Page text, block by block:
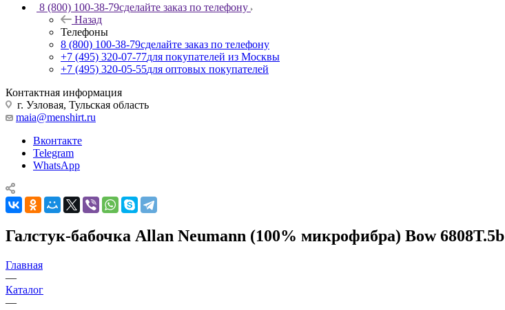
8 (800) 100-38-79сделайте заказ по телефону
Назад
Телефоны
8 (800) 100-38-79сделайте заказ по телефону
+7 (495) 320-07-77для покупателей из Москвы
+7 (495) 320-05-55для оптовых покупателей
Контактная информация
г. Узловая, Тульская область
maia@menshirt.ru
Вконтакте
Telegram
WhatsApp
Галстук-бабочка Allan Neumann (100% микрофибра) Bow 6808T.5b
Главная
—
Каталог
—